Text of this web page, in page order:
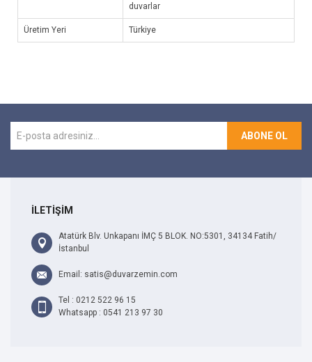
duvarlar
Üretim Yeri Türkiye
ABONE OL
İLETİŞİM
Atatürk Blv. Unkapanı İMÇ 5 BLOK. NO:5301, 34134 Fatih/
İstanbul
Email: satis@duvarzemin.com
Tel : 0212 522 96 15
Whatsapp : 0541 213 97 30